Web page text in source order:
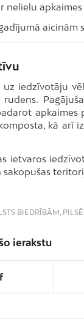
nelielu
aicinām
uz iedzīvotāju
rudens.
apkaimes
kā arī
ietvaros
sakopušas
BIEDRĪBĀM ,
ierakstu